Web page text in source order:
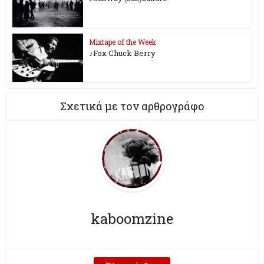
Mixtape of the Week
♪Fox Chuck Berry
Σχετικά με τον αρθρογράφο
kaboomzine